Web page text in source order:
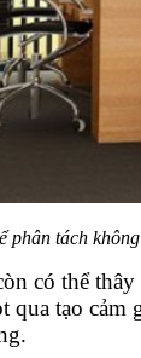
phân tách
có thể
qua tạo cảm